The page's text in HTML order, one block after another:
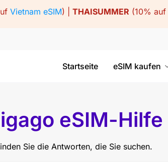
Vietnam eSIM) | THAISUMMER (10% auf
Startseite eSIM kaufen
eSIM-Hilfe
Sie die Antworten, die Sie suchen.